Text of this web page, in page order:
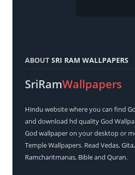
ABOUT SRI RAM WALLPAPERS
SriRamWallpapers
Hindu website where you can find
and download hd quality God
God wallpaper on your desktop or
Temple Wallpapers. Read Vedas,Gita,
Ramcharitmanas, Bibleand Quran.